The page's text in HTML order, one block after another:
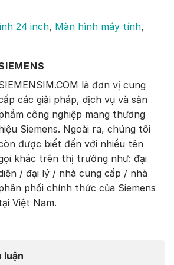
24 inch, Màn hình máy tính,
là đơn vị cung
các giải pháp, dịch vụ và sản
công nghiệp mang thương
Siemens. Ngoài ra, chúng tôi
được biết đến với nhiều tên
khác trên thị trường như: đại
/ đại lý / nhà cung cấp / nhà
phối chính thức của Siemens
Việt Nam.
luận